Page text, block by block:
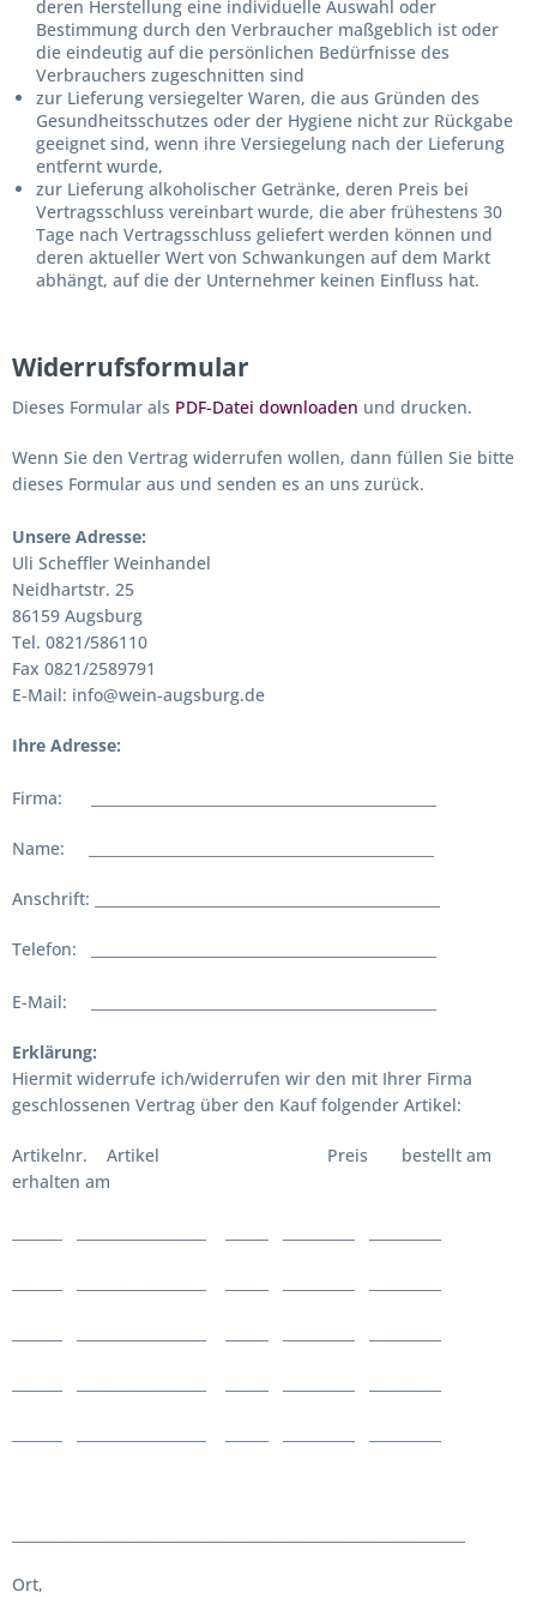
deren Herstellung eine individuelle Auswahl oder
Bestimmung durch den Verbraucher maßgeblich ist oder
die eindeutig auf die persönlichen Bedürfnisse des
Verbrauchers zugeschnitten sind
zur Lieferung versiegelter Waren, die aus Gründen des
Gesundheitsschutzes oder der Hygiene nicht zur Rückgabe
geeignet sind, wenn ihre Versiegelung nach der Lieferung
entfernt wurde,
zur Lieferung alkoholischer Getränke, deren Preis bei
Vertragsschluss vereinbart wurde, die aber frühestens 30
Tage nach Vertragsschluss geliefert werden können und
deren aktueller Wert von Schwankungen auf dem Markt
abhängt, auf die der Unternehmer keinen Einfluss hat.
Widerrufsformular
Dieses Formular als PDF-Datei downloaden und drucken.
Wenn Sie den Vertrag widerrufen wollen, dann füllen Sie bitte
dieses Formular aus und senden es an uns zurück.
Unsere Adresse:
Uli Scheffler Weinhandel
Neidhartstr. 25
86159 Augsburg
Tel. 0821/586110
Fax 0821/2589791
E-Mail: info@wein-augsburg.de
Ihre Adresse:
Firma: ________________________________________________
Name: ________________________________________________
Anschrift: ________________________________________________
Telefon: ________________________________________________
E-Mail: ________________________________________________
Erklärung:
Hiermit widerrufe ich/widerrufen wir den mit Ihrer Firma
geschlossenen Vertrag über den Kauf folgender Artikel:
Artikelnr. Artikel Preis bestellt am
erhalten am
Ort,